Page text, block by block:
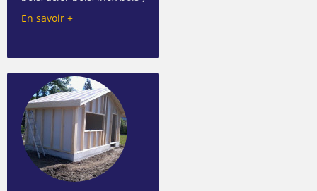
En savoir +